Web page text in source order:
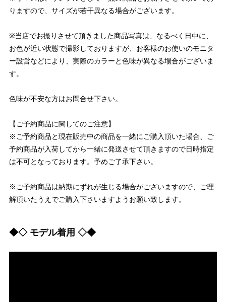
りますので、サイズが若干異なる場合がございます。
※当店でお撮りさせて頂きました商品写真は、なるべく日中に、
お色が近い状態で撮影しておりますが、お客様のお使いのモニタ
ー設営などにより、実際のカラーと色味が異なる場合がございま
す。
色味が不安な方はお問合せ下さい。
【ご予約商品に関してのご注意】
※ご予約商品と現在販売中の商品を一緒にご購入頂いた場合、ご
予約商品が入荷してから一緒に発送させて頂きますので日時指定
は不可となっております。予めご了承下さい。
※ご予約商品は納期にずれが生じる場合がございますので、ご理
解頂いたうえでご購入下さいますようお願い致します。
◆◇ モデル着用 ◇◆